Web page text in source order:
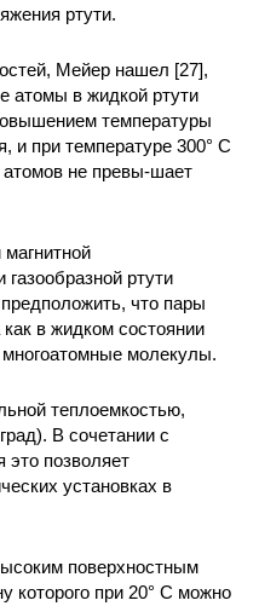
ртути.
Мейер нашел [27],
атомы в жидкой ртути
температуры
и при температуре 300° С
не превы-шает
ртути
что пары
как в жидком состоянии
молекулы.
теплоемкостью,
В сочетании с
это позволяет
установках в
поверхностным
которого при 20° С можно